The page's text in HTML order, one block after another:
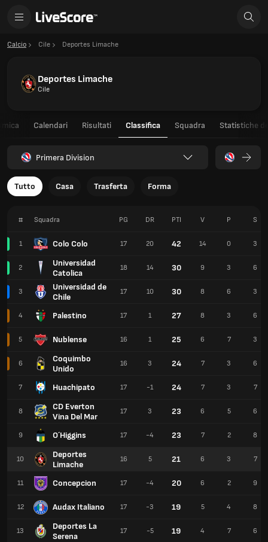
Calcio Cile Deportes Limache
Deportes Limache
Cile
Calendari Risultati Classifica Squadra Statistiche
Primera Division
Tutto Casa Trasferta Forma
# Squadra
1 Colo Colo
2
Universidad
Catolica
3
Universidad de
Chile
4 Palestino
5 Nublense
6
Coquimbo
Unido
7 Huachipato
8
CD Everton
Vina Del Mar
9 O´Higgins
10
Deportes
Limache
11 Concepcion
12 Audax Italiano
13
Deportes La
Serena
PG DR PTI V P S
17 20 42 14 0 3
18 14 30 9 3 6
17 10 30 8 6 3
17 1 27 8 3 6
16 1 25 6 7 3
16 3 24 7 3 6
17 -1 24 7 3 7
17 3 23 6 5 6
17 -4 23 7 2 8
16 5 21 6 3 7
17 -4 20 6 2 9
17 -3 19 5 4 8
17 -5 19 4 7 6